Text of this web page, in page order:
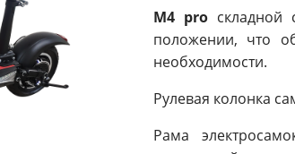
M4 proскладной
положении, что
необходимости.
Рулевая колонка
Рама